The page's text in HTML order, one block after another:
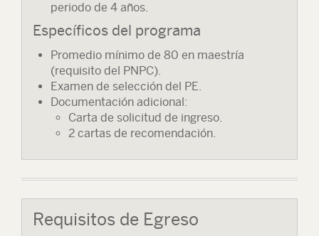
periodo de 4 años.
Específicos del programa
Promedio mínimo de 80 en maestría
(requisito del PNPC).
Examen de selección del PE.
Documentación adicional:
Carta de solicitud de ingreso.
2 cartas de recomendación.
Requisitos de Egreso